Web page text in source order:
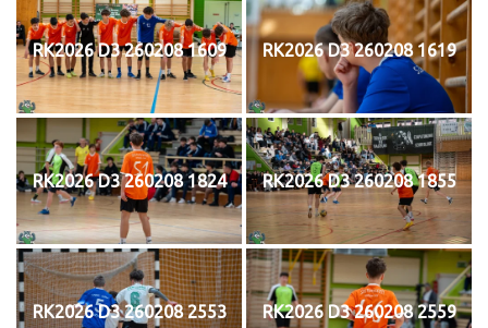
RK2026 D3 260208 1609 RK2026 D3 260208 1619
RK2026 D3 260208 1824 RK2026 D3 260208 1855
RK2026 D3 260208 2553 RK2026 D3 260208 2559